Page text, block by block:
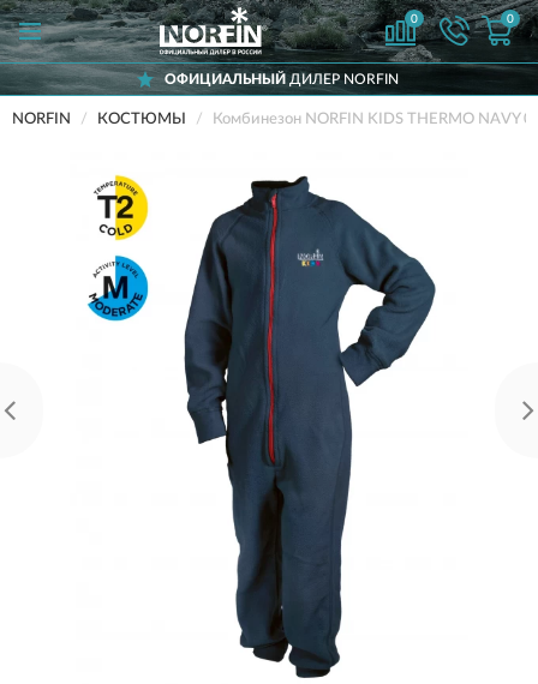
0 0
ОФИЦИАЛЬНЫЙ ДИЛЕР NORFIN
NORFIN КОСТЮМЫ Комбинезон NORFIN KIDS THERMO NAVY